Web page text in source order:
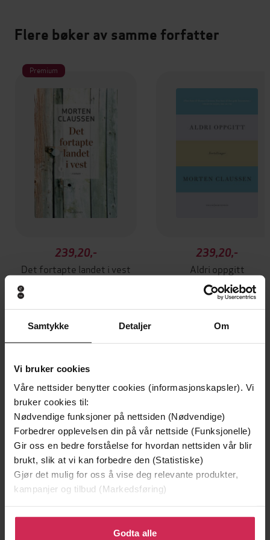
Samtykke Detaljer Om
Vi bruker cookies
Våre nettsider benytter cookies (informasjonskapsler). Vi
bruker cookies til:
Nødvendige funksjoner på nettsiden (Nødvendige)
Forbedrer opplevelsen din på vår nettside (Funksjonelle)
Gir oss en bedre forståelse for hvordan nettsiden vår blir
brukt, slik at vi kan forbedre den (Statistiske)
Gjør det mulig for oss å vise deg relevante produkter,
kampanjer og tilbud (Markedsføring)
Klikk på «Godta alle» for å gi oss ditt samtykke til å
bruke cookies for alle disse formålene. Du kan også
Godta alle
Flere bøker av samme forfatter
Premium
239,20,-
Det fortapte landet i vest
239,20,-
Aldri oppgitt
Morten Claussen
EBOK
Vinner av Rivertonprisen
Premium